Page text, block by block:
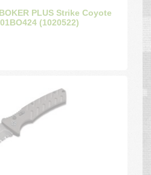
PLUS Strike Coyote
(1020522)